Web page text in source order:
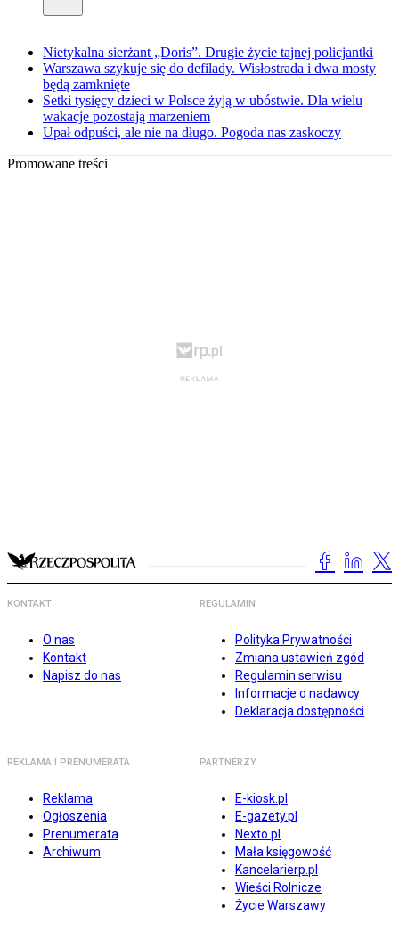
Nietykalna sierżant „Doris”. Drugie życie tajnej policjantki
Warszawa szykuje się do defilady. Wisłostrada i dwa mosty
będą zamknięte
Setki tysięcy dzieci w Polsce żyją w ubóstwie. Dla wielu
wakacje pozostają marzeniem
Upał odpuści, ale nie na długo. Pogoda nas zaskoczy
Promowane treści
KONTAKT
O nas
Kontakt
Napisz do nas
REGULAMIN
Polityka Prywatności
Zmiana ustawień zgód
Regulamin serwisu
Informacje o nadawcy
Deklaracja dostępności
REKLAMA I PRENUMERATA
Reklama
Ogłoszenia
Prenumerata
Archiwum
PARTNERZY
E-kiosk.pl
E-gazety.pl
Nexto.pl
Mała księgowość
Kancelarierp.pl
Wieści Rolnicze
Życie Warszawy